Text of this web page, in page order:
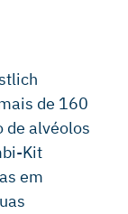
de 160
de alvéolos
Kit
em